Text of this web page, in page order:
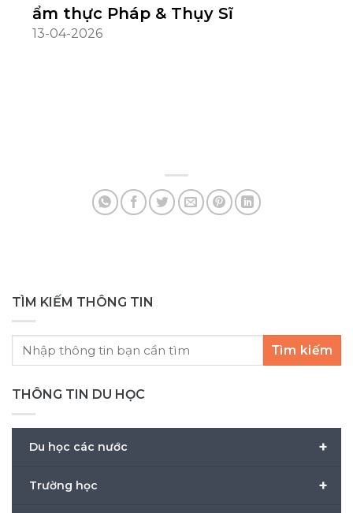
ẩm thực Pháp & Thụy Sĩ
13-04-2026
TÌM KIẾM THÔNG TIN
Tìm kiếm
THÔNG TIN DU HỌC
+
Du học các nước
+
Trường học